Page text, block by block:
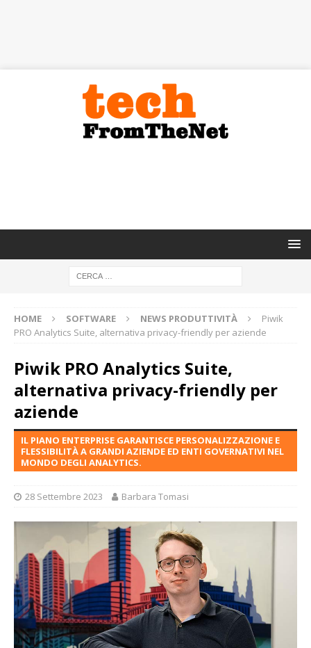
HOME SOFTWARE NEWS PRODUTTIVITÀ
Piwik
PRO Analytics Suite, alternativa privacy-friendly per aziende
Piwik PRO Analytics Suite,
alternativa privacy-friendly per
aziende
IL PIANO ENTERPRISE GARANTISCE PERSONALIZZAZIONE E
FLESSIBILITÀ A GRANDI AZIENDE ED ENTI GOVERNATIVI NEL
MONDO DEGLI ANALYTICS.
28 Settembre 2023 Barbara Tomasi